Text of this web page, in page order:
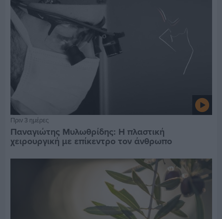
Πριν 3 ημέρες
Παναγιώτης Μυλωθρίδης: Η πλαστική
χειρουργική με επίκεντρο τον άνθρωπο